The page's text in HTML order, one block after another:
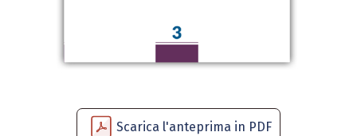
Scarica l'anteprima in PDF